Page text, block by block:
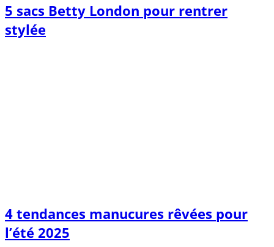
5 sacs Betty London pour rentrer
stylée
4 tendances manucures rêvées pour
l’été 2025